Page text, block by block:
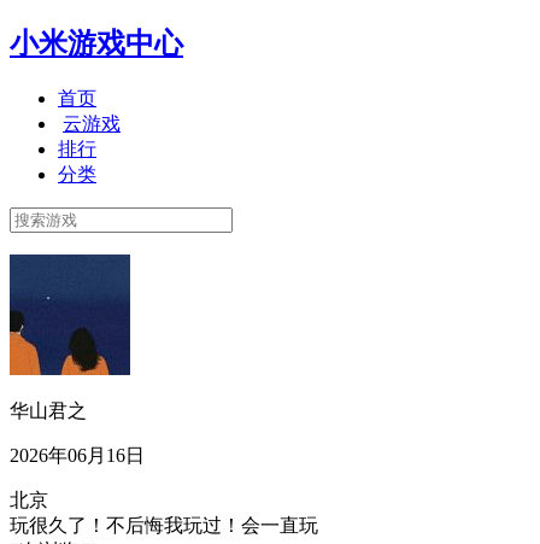
小米游戏中心
首页
云游戏
排行
分类
华山君之
2026年06月16日
北京
玩很久了！不后悔我玩过！会一直玩